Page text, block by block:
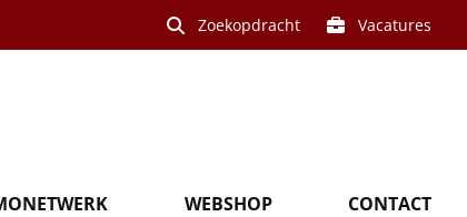
Zoekopdracht Vacatures
WEBSHOP CONTACT